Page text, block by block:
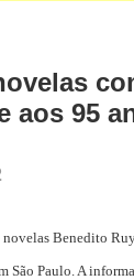
aos 95
novelas Benedito
São Paulo. A